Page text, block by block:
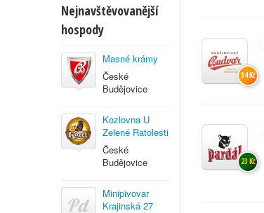
Nejnavštěvovanější
hospody
Masné krámy
České
Budějovice
Kozlovna U
Zelené Ratolesti
České
Budějovice
Minipivovar
Krajinská 27
34 Kč
23 Kč